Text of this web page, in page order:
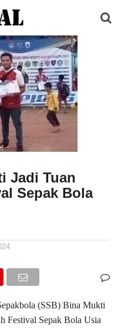
Jadi Tuan
Sepak Bola
(SSB) Bina Mukti
Festival Sepak Bola Usia